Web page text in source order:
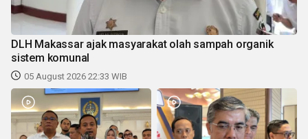
DLH Makassar ajak masyarakat olah sampah organik
sistem komunal
05 August 2026 22:33 WIB